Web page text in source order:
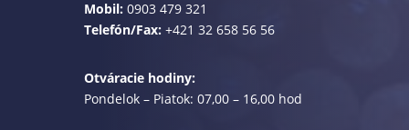
Mobil:0903 479 321
Telefón/Fax:+421 32 658 56 56
Otváracie hodiny:
Pondelok – Piatok: 07,00 – 16,00 hod